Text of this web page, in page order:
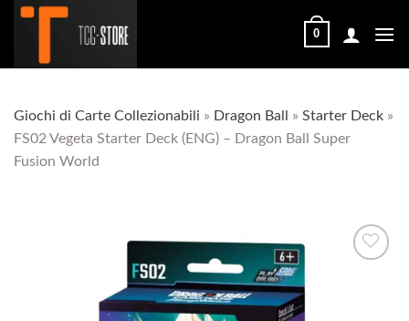
Salta
0
Giochi di Carte Collezionabili » Dragon Ball » Starter Deck »
FS02 Vegeta Starter Deck (ENG) – Dragon Ball Super
Fusion World